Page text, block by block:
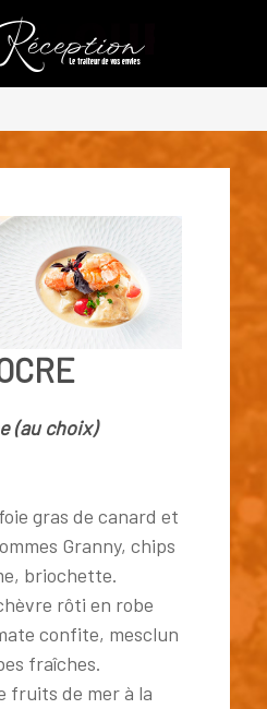
(au choix)
gras de canard et
Granny, chips
briochette.
rôti en robe
confite, mesclun
fraîches.
fruits de mer à la